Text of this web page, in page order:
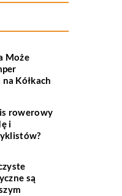
Może
Kółkach
rowerowy
i
są